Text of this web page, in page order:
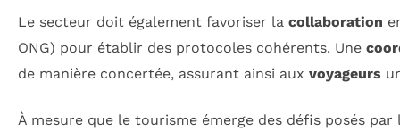
Le secteur doit également favoriser la collaboration
ONG) pour établir des protocoles cohérents. Une
de manière concertée, assurant ainsi aux voyageurs
À mesure que le tourisme émerge des défis posés par